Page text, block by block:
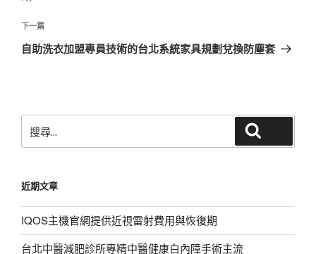
覽
章
下
一
下一篇
自助洗衣加盟專員技術的台北系統家具規劃兌換防塵套
尋
字:
近期文章
IQOS主機官網提供近視雷射費用與恢復期
台北中醫減肥診所專精中醫健康白內障手術主流